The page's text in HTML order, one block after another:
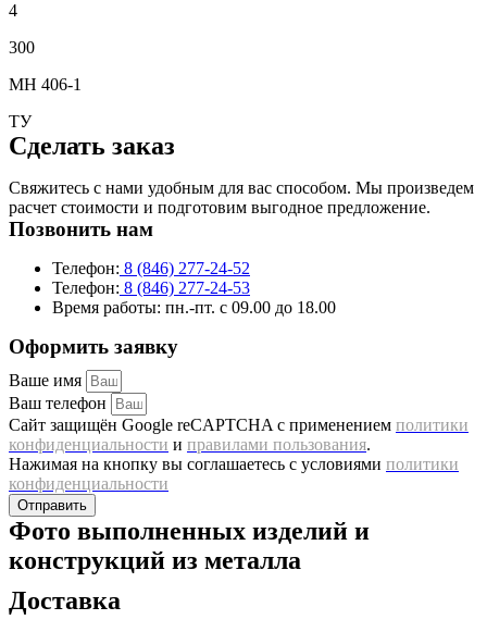
4
300
МН 406-1
ТУ
Cделать заказ
Свяжитесь с нами удобным для вас способом. Мы произведем
расчет стоимости и подготовим выгодное предложение.
Позвонить нам
Телефон: 8 (846) 277-24-52
Телефон: 8 (846) 277-24-53
Время работы: пн.-пт. с 09.00 до 18.00
Оформить заявку
Ваше имя
Ваш телефон
Сайт защищён Google reCAPTCHA с применением политики
конфиденциальности и правилами пользования.
Нажимая на кнопку вы соглашаетесь с условиями политики
конфиденциальности
Отправить
Фото выполненных изделий и
конструкций из металла
Доставка